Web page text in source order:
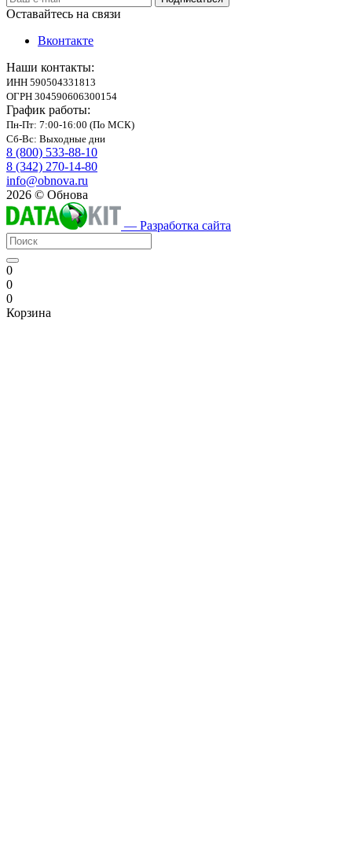
Оставайтесь на связи
Вконтакте
Наши контакты:
ИНН 590504331813
ОГРН 304590606300154
График работы:
Пн-Пт: 7:00-16:00 (По МСК)
Сб-Вс: Выходные дни
8 (800) 533-88-10
8 (342) 270-14-80
info@obnova.ru
2026 © Обнова
— Разработка сайта
0
0
0
Корзина